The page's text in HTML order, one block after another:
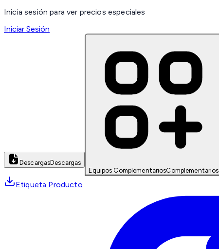
Inicia sesión para ver precios especiales
Iniciar Sesión
DescargasDescargas
Equipos ComplementariosComplementarios
Etiqueta Producto